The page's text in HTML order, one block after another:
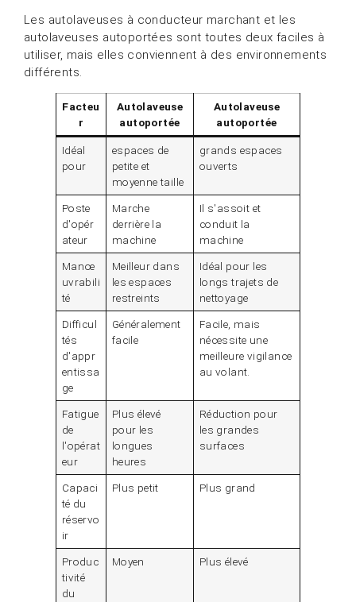
Les autolaveuses à conducteur marchant et les
autolaveuses autoportées sont toutes deux faciles à
utiliser, mais elles conviennent à des environnements
différents.
Facteu
r
Autolaveuse
autoportée
Autolaveuse
autoportée
Idéal
pour
espaces de
petite et
moyenne taille
grands espaces
ouverts
Poste
d'opér
ateur
Marche
derrière la
machine
Il s'assoit et
conduit la
machine
Manœ
uvrabili
té
Meilleur dans
les espaces
restreints
Idéal pour les
longs trajets de
nettoyage
Difficul
tés
d'appr
entissa
ge
Généralement
facile
Facile, mais
nécessite une
meilleure vigilance
au volant.
Fatigue
de
l'opérat
eur
Plus élevé
pour les
longues
heures
Réduction pour
les grandes
surfaces
Capaci
té du
réservo
ir
Plus petit Plus grand
Produc
tivité
du
Moyen Plus élevé